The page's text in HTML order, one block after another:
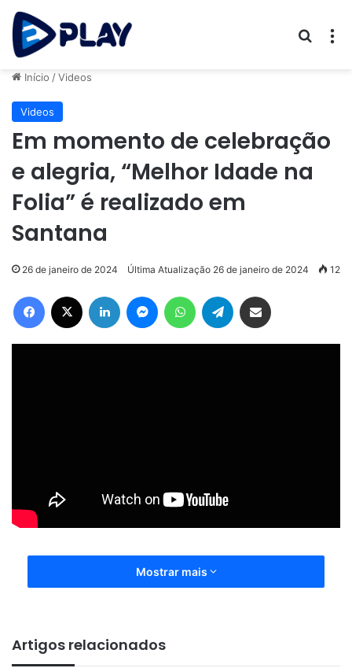
Início /Videos
Videos
Em momento de celebração
e alegria, “Melhor Idade na
Folia” é realizado em
Santana
26 de janeiro de 2024 Última Atualização 26 de janeiro de 2024 12
Mostrar mais
Artigos relacionados